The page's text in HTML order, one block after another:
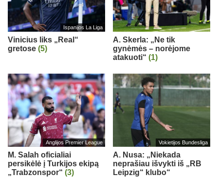
Ispanijos La Liga
Vinicius liks „Real“
gretose (5)
A. Skerla: „Ne tik
gynėmės – norėjome
atakuoti“ (1)
Anglijos Premier League
M. Salah oficialiai
persikėlė į Turkijos ekipą
„Trabzonspor“ (3)
Vokietijos Bundesliga
A. Nusa: „Niekada
neprašiau išvykti iš „RB
Leipzig“ klubo“